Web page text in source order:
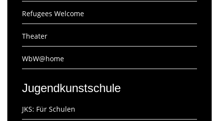
Refugees Welcome
Theater
WbW@home
Jugendkunstschule
JKS: Für Schulen